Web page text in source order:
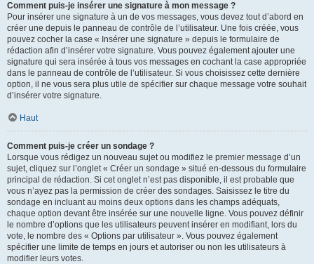
Comment puis-je insérer une signature à mon message ?
Pour insérer une signature à un de vos messages, vous devez tout d’abord en
créer une depuis le panneau de contrôle de l’utilisateur. Une fois créée, vous
pouvez cocher la case « Insérer une signature » depuis le formulaire de
rédaction afin d’insérer votre signature. Vous pouvez également ajouter une
signature qui sera insérée à tous vos messages en cochant la case appropriée
dans le panneau de contrôle de l’utilisateur. Si vous choisissez cette dernière
option, il ne vous sera plus utile de spécifier sur chaque message votre souhait
d’insérer votre signature.
Haut
Comment puis-je créer un sondage ?
Lorsque vous rédigez un nouveau sujet ou modifiez le premier message d’un
sujet, cliquez sur l’onglet « Créer un sondage » situé en-dessous du formulaire
principal de rédaction. Si cet onglet n’est pas disponible, il est probable que
vous n’ayez pas la permission de créer des sondages. Saisissez le titre du
sondage en incluant au moins deux options dans les champs adéquats,
chaque option devant être insérée sur une nouvelle ligne. Vous pouvez définir
le nombre d’options que les utilisateurs peuvent insérer en modifiant, lors du
vote, le nombre des « Options par utilisateur ». Vous pouvez également
spécifier une limite de temps en jours et autoriser ou non les utilisateurs à
modifier leurs votes.